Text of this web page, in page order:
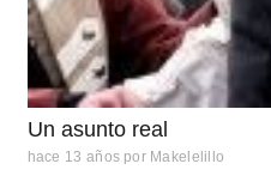
Un asunto real
hace 13 años por Makelelillo